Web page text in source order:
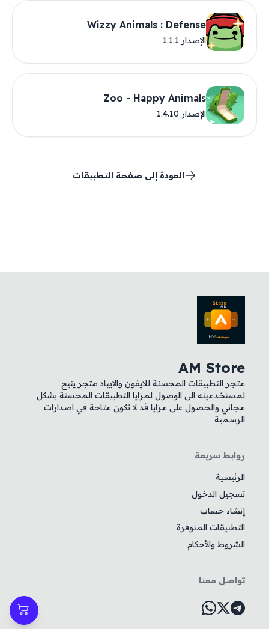
Wizzy Animals : Defense
الإصدار 1.1.1
Zoo - Happy Animals
الإصدار 1.4.10
العودة إلى صفحة التطبيقات
AM Store
متجر التطبيقات المحسنة للايفون والايباد متجر يتيح
لمستخدمينه الى الوصول لمزايا التطبيقات المحسنة بشكل
مجاني والحصول على مزايا قد لا تكون متاحة في اصدارات
الرسمية
روابط سريعة
الرئيسية
تسجيل الدخول
إنشاء حساب
التطبيقات المتوفرة
الشروط والأحكام
تواصل معنا